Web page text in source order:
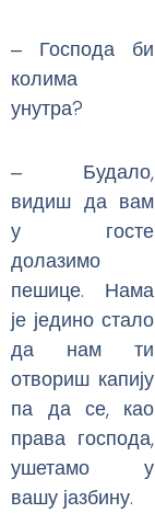
‒ Господа би
колима
унутра?
‒ Будало,
видиш да вам
у госте
долазимо
пешице. Нама
је једино стало
да нам ти
отвориш капију
па да се, као
права господа,
ушетамо у
вашу јазбину.